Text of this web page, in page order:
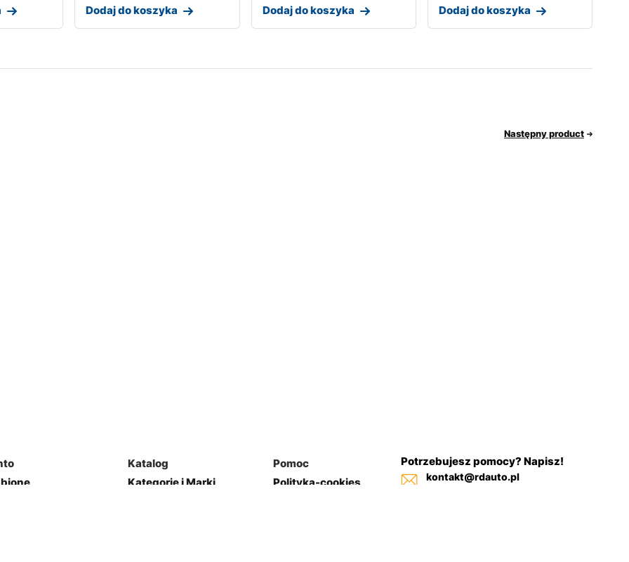
Dodaj do koszyka Dodaj do koszyka Dodaj do koszyka
Następny product
Katalog
Kategorie i Marki
Pomoc
Polityka-cookies
Potrzebujesz pomocy? Napisz!
kontakt@rdauto.pl